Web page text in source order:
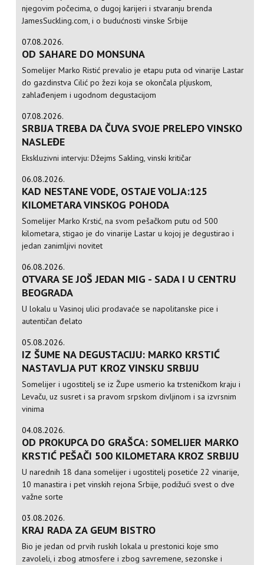
njegovim počecima, o dugoj karijeri i stvaranju brenda
JamesSuckling.com, i o budućnosti vinske Srbije
07.08.2026.
OD SAHARE DO MONSUNA
Somelijer Marko Ristić prevalio je etapu puta od vinarije Lastar
do gazdinstva Cilić po žezi koja se okončala pljuskom,
zahlađenjem i ugodnom degustacijom
07.08.2026.
SRBIJA TREBA DA ČUVA SVOJE PRELEPO VINSKO
NASLEĐE
Ekskluzivni intervju: Džejms Sakling, vinski kritičar
06.08.2026.
KAD NESTANE VODE, OSTAJE VOLJA:125
KILOMETARA VINSKOG POHODA
Somelijer Marko Krstić, na svom pešačkom putu od 500
kilometara, stigao je do vinarije Lastar u kojoj je degustirao i
jedan zanimljivi novitet
06.08.2026.
OTVARA SE JOŠ JEDAN MIG - SADA I U CENTRU
BEOGRADA
U lokalu u Vasinoj ulici prodavaće se napolitanske pice i
autentičan đelato
05.08.2026.
IZ ŠUME NA DEGUSTACIJU: MARKO KRSTIĆ
NASTAVLJA PUT KROZ VINSKU SRBIJU
Somelijer i ugostitelj se iz Župe usmerio ka trsteničkom kraju i
Levaču, uz susret i sa pravom srpskom divljinom i sa izvrsnim
vinima
04.08.2026.
OD PROKUPCA DO GRAŠCA: SOMELIJER MARKO
KRSTIĆ PEŠAČI 500 KILOMETARA KROZ SRBIJU
U narednih 18 dana somelijer i ugostitelj posetiće 22 vinarije,
10 manastira i pet vinskih rejona Srbije, podižući svest o dve
važne sorte
03.08.2026.
KRAJ RADA ZA GEUM BISTRO
Bio je jedan od prvih ruskih lokala u prestonici koje smo
zavoleli, i zbog atmosfere i zbog savremene, sezonske i